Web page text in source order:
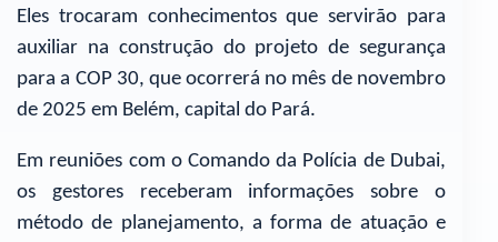
Eles trocaram conhecimentos que servirão para
auxiliar na construção do projeto de segurança
para a COP 30, que ocorrerá no mês de novembro
de 2025 em Belém, capital do Pará.
Em reuniões com o Comando da Polícia de Dubai,
os gestores receberam informações sobre o
método de planejamento, a forma de atuação e